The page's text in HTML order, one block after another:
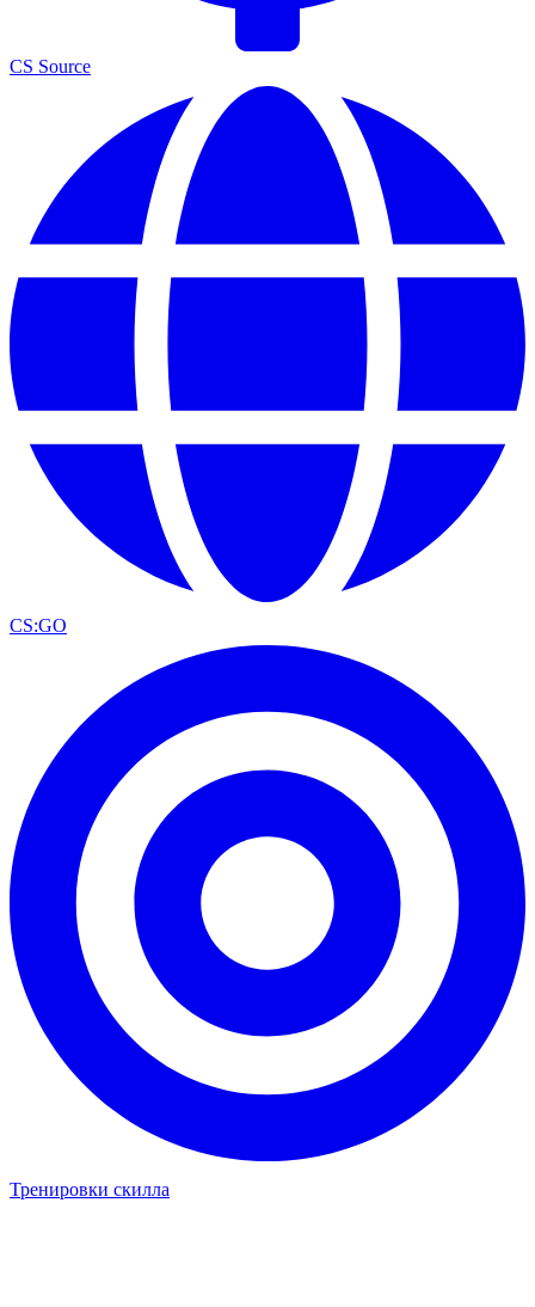
CS Source
CS:GO
Тренировки скилла